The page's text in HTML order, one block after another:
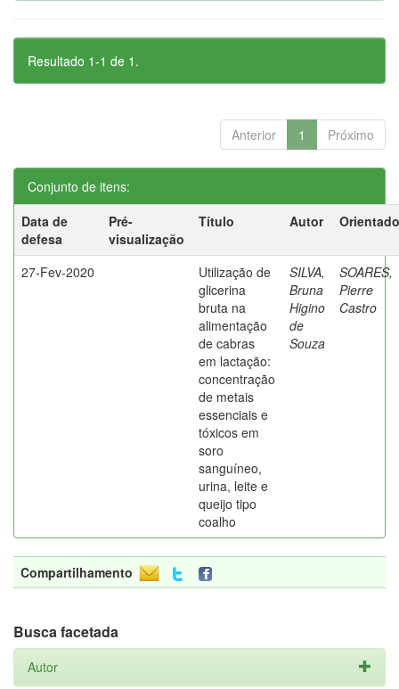
Resultado 1-1 de 1.
Anterior 1 Próximo
Conjunto de itens:
Data de
defesa
Pré-
visualização
Título Autor
27-Fev-2020
Utilização de
glicerina
bruta na
alimentação
de cabras
em lactação:
concentração
de metais
essenciais e
tóxicos em
soro
sanguíneo,
urina, leite e
queijo tipo
coalho
SILVA,
Bruna
Higino
de
Souza
SOARES,
Pierre
Castro
Compartilhamento
Busca facetada
Autor